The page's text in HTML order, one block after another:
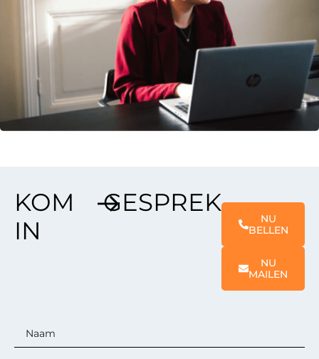
KOM
IN
GESPREK
NU
BELLEN
NU
MAILEN